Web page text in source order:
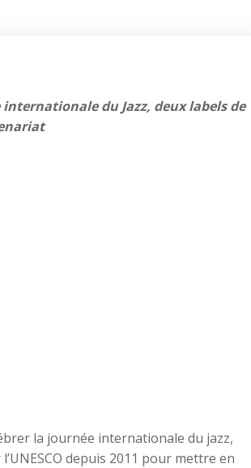
internationale du Jazz, deux labels de
la journée internationale du jazz,
depuis 2011 pour mettre en